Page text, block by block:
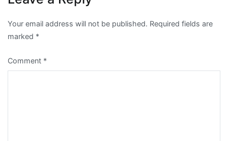
Your email address will not be published. Required fields are
marked *
Comment *